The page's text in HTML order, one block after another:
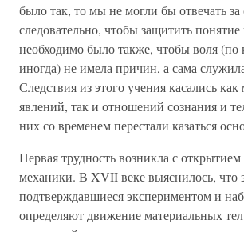
было так, то мы не могли бы отвечать за
следовательно, чтобы защитить понятие
необходимо было также, чтобы воля (по
иногда) не имела причин, а сама
Следствия из этого учения касались
явлений, так и отношений сознания и
них со временем перестали казаться
Первая трудность возникла с открытием
механики. В XVII веке выяснилось, что
подтверждавшиеся экспериментом и
определяют движение материальных